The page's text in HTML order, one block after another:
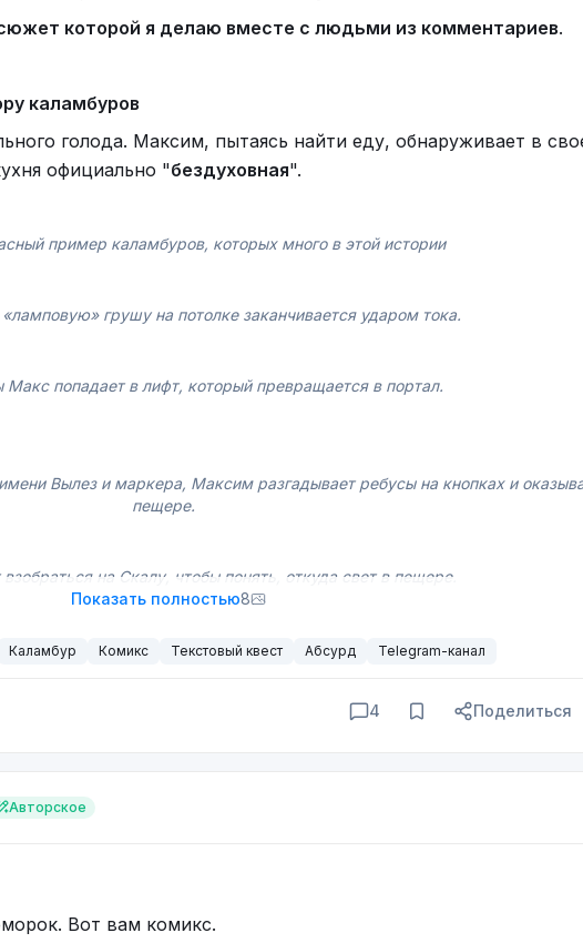
которой я делаю вместе с людьми из комментариев.
каламбуров
голода. Максим, пытаясь найти еду, обнаруживает в
официально "бездуховная".
пример каламбуров, которых много в этой истории
грушу на потолке заканчивается ударом тока.
Макс попадает в лифт, который превращается в портал.
Вылез и маркера, Максим разгадывает ребусы на кнопках и
пещере.
на Скалу, чтобы понять, откуда свет в пещере.
пример каламбура для вашего удовольствия =)
Показать полностью8
Каламбур Комикс Текстовый квест Абсурд Telegram-канал
4 Поделиться
Авторское
Вот вам комикс.